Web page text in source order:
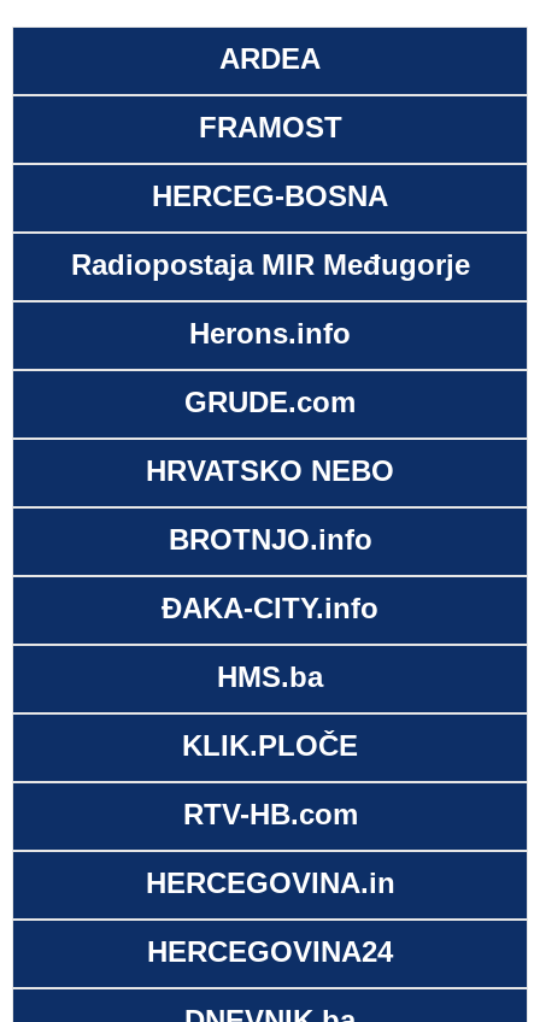
ARDEA
FRAMOST
HERCEG-BOSNA
Radiopostaja MIR Međugorje
Herons.info
GRUDE.com
HRVATSKO NEBO
BROTNJO.info
ĐAKA-CITY.info
HMS.ba
KLIK.PLOČE
RTV-HB.com
HERCEGOVINA.in
HERCEGOVINA24